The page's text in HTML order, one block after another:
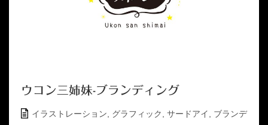
ウコン三姉妹-ブランディング
イラストレーション, グラフィック, サードアイ, ブランデ